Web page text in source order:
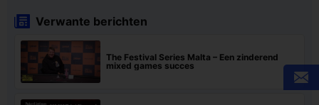
Verwante berichten
The Festival Series Malta – Een zinderend
mixed games succes